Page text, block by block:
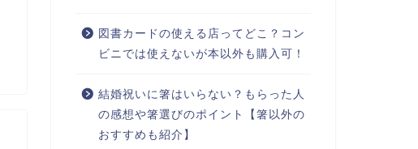
図書カードの使える店ってどこ？コン
ビニでは使えないが本以外も購入可！
結婚祝いに箸はいらない？もらった人
の感想や箸選びのポイント【箸以外の
おすすめも紹介】